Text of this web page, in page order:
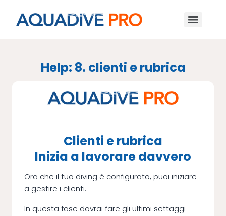
Help: 8. clienti e rubrica
Clienti e rubrica
Inizia a lavorare davvero
Ora che il tuo diving è configurato, puoi iniziare
a gestire i clienti.
In questa fase dovrai fare gli ultimi settaggi